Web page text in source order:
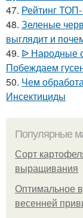
47. Рейтинг
48. Зеленые
выглядит и
49. ᐉ Народные
Побеждаем
50. Чем
Инсектициды
Популярные
Сорт
выращивания
Оптимальное
весенней